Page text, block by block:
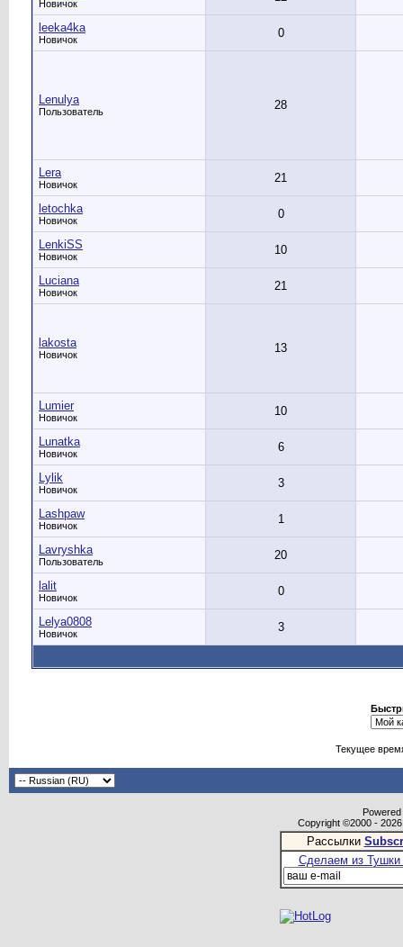
Новичок
leeka4ka
Новичок 0
Lenulya
Пользователь 28
Lera
Новичок 21
letochka
Новичок 0
LenkiSS
Новичок 10
Luciana
Новичок 21
lakosta
Новичок 13
Lumier
Новичок 10
Lunatka
Новичок 6
Lylik
Новичок 3
Lashpaw
Новичок 1
Lavryshka
Пользователь 20
lalit
Новичок 0
Lelya0808
Новичок 3
Текущее
Copyright ©2000 -
Рассылки
Сделаем из Тушки